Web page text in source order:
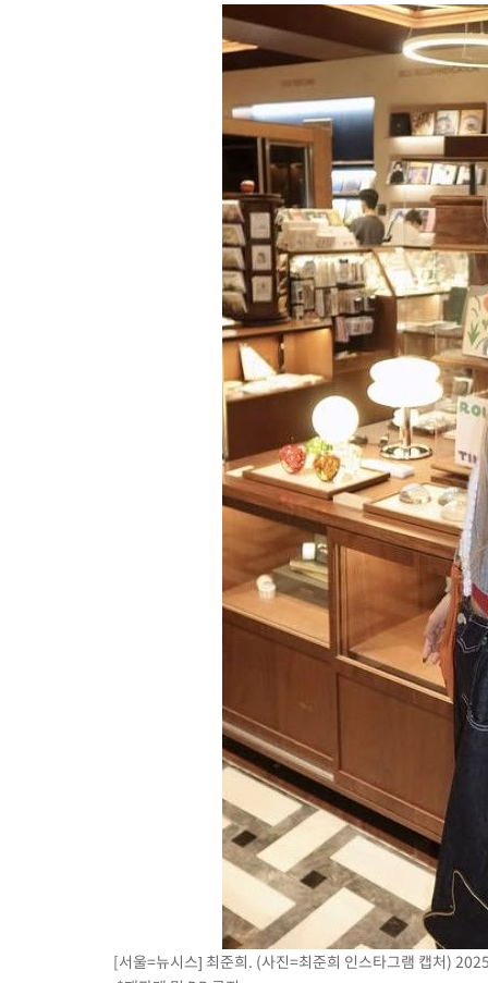
[서울=뉴시스] 최준희. (사진=최준희 인스타그램 캡처)